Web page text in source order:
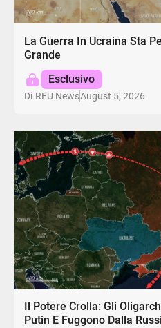
La Guerra In Ucraina Sta
Grande
Esclusivo
Di RFU NewsAugust 5, 2026
Il Potere Crolla: Gli
Putin E Fuggono Dalla